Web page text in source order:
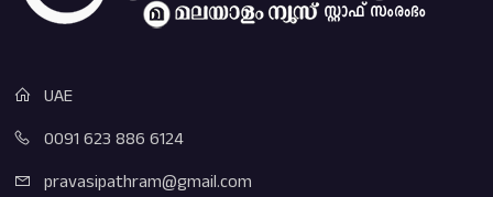
UAE
0091 623 886 6124
pravasipathram@gmail.com